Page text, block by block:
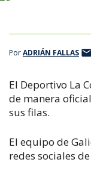
PorADRIÁN FALLAS
El Deportivo La
de manera
sus filas.
El equipo de
redes sociales